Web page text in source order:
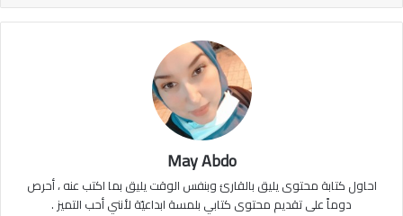
May Abdo
احاول كتابة محتوى يليق بالقارئ وبنفس الوقت يليق بما اكتب عنه ، أحرص
دوماً على تقديم محتوى كتابي بلمسة ابداعيّة لأنني أحب التميز .